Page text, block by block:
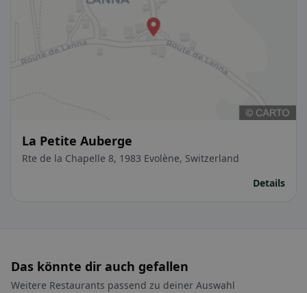
La Petite Auberge
Rte de la Chapelle 8, 1983 Evolène, Switzerland
Details
Das könnte dir auch gefallen
Weitere Restaurants passend zu deiner Auswahl